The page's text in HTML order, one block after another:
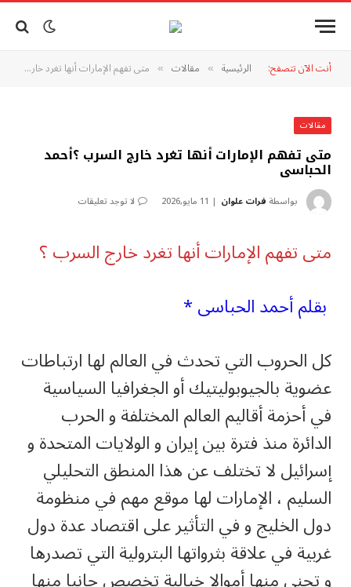
أنت الآن تتصفح: الرئيسية » مقالات » متى تفهم الإمارات أنها تغرد خارج السرب ؟أحمد الحباسى
مقالات
متى تفهم الإمارات أنها تغرد خارج السرب ؟أحمد
الحباسى
بواسطة فرات علوان 11 مايو,2026 لا توجد تعليقات
متى تفهم الإمارات أنها تغرد خارج السرب ؟
بقلم أحمد الحباسى *
كل الحروب التي تحدث في العالم لها ارتباطات
عضوية بالجيوبوليتيك أو الجغرافيا السياسية
في أحزمة أقاليم العالم المختلفة و الحرب
الدائرة منذ فترة بين إيران و الولايات المتحدة و
إسرائيل لا تختلف عن هذا المنطق التحليلي
السليم ، الإمارات لها موقع مهم في منظومة
دول الخليج و في التأثير على اقتصاد عدة دول
غربية في علاقة بثرواتها البترولية التي تصدرها